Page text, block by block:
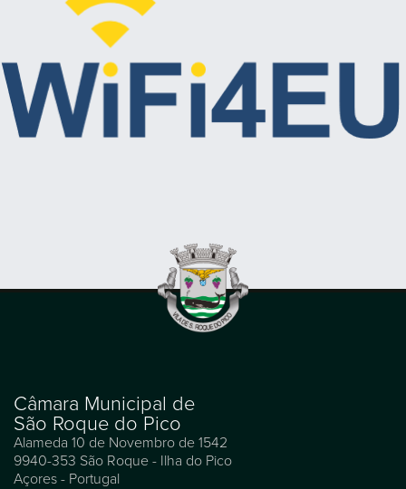
Câmara Municipal de
São Roque do Pico
Alameda 10 de Novembro de 1542
9940-353 São Roque - Ilha do Pico
Açores - Portugal